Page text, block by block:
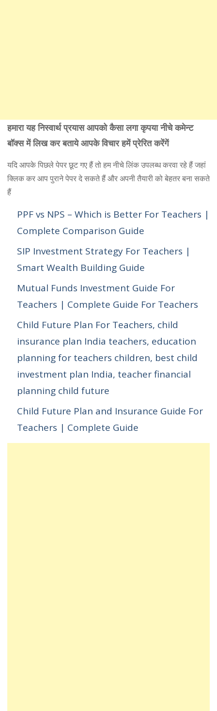
हमारा यह निस्वार्थ प्रयास आपको कैसा लगा कृपया नीचे कमेन्ट
बॉक्स में लिख कर बताये आपके विचार हमें प्रेरित करेंगें
यदि आपके पिछले पेपर छूट गए हैं तो हम नीचे लिंक उपलब्ध करवा रहे हैं जहां
क्लिक कर आप पुराने पेपर दे सकते हैं और अपनी तैयारी को बेहतर बना सकते
हैं
PPF vs NPS – Which is Better For Teachers |
Complete Comparison Guide
SIP Investment Strategy For Teachers |
Smart Wealth Building Guide
Mutual Funds Investment Guide For
Teachers | Complete Guide For Teachers
Child Future Plan For Teachers, child
insurance plan India teachers, education
planning for teachers children, best child
investment plan India, teacher financial
planning child future
Child Future Plan and Insurance Guide For
Teachers | Complete Guide